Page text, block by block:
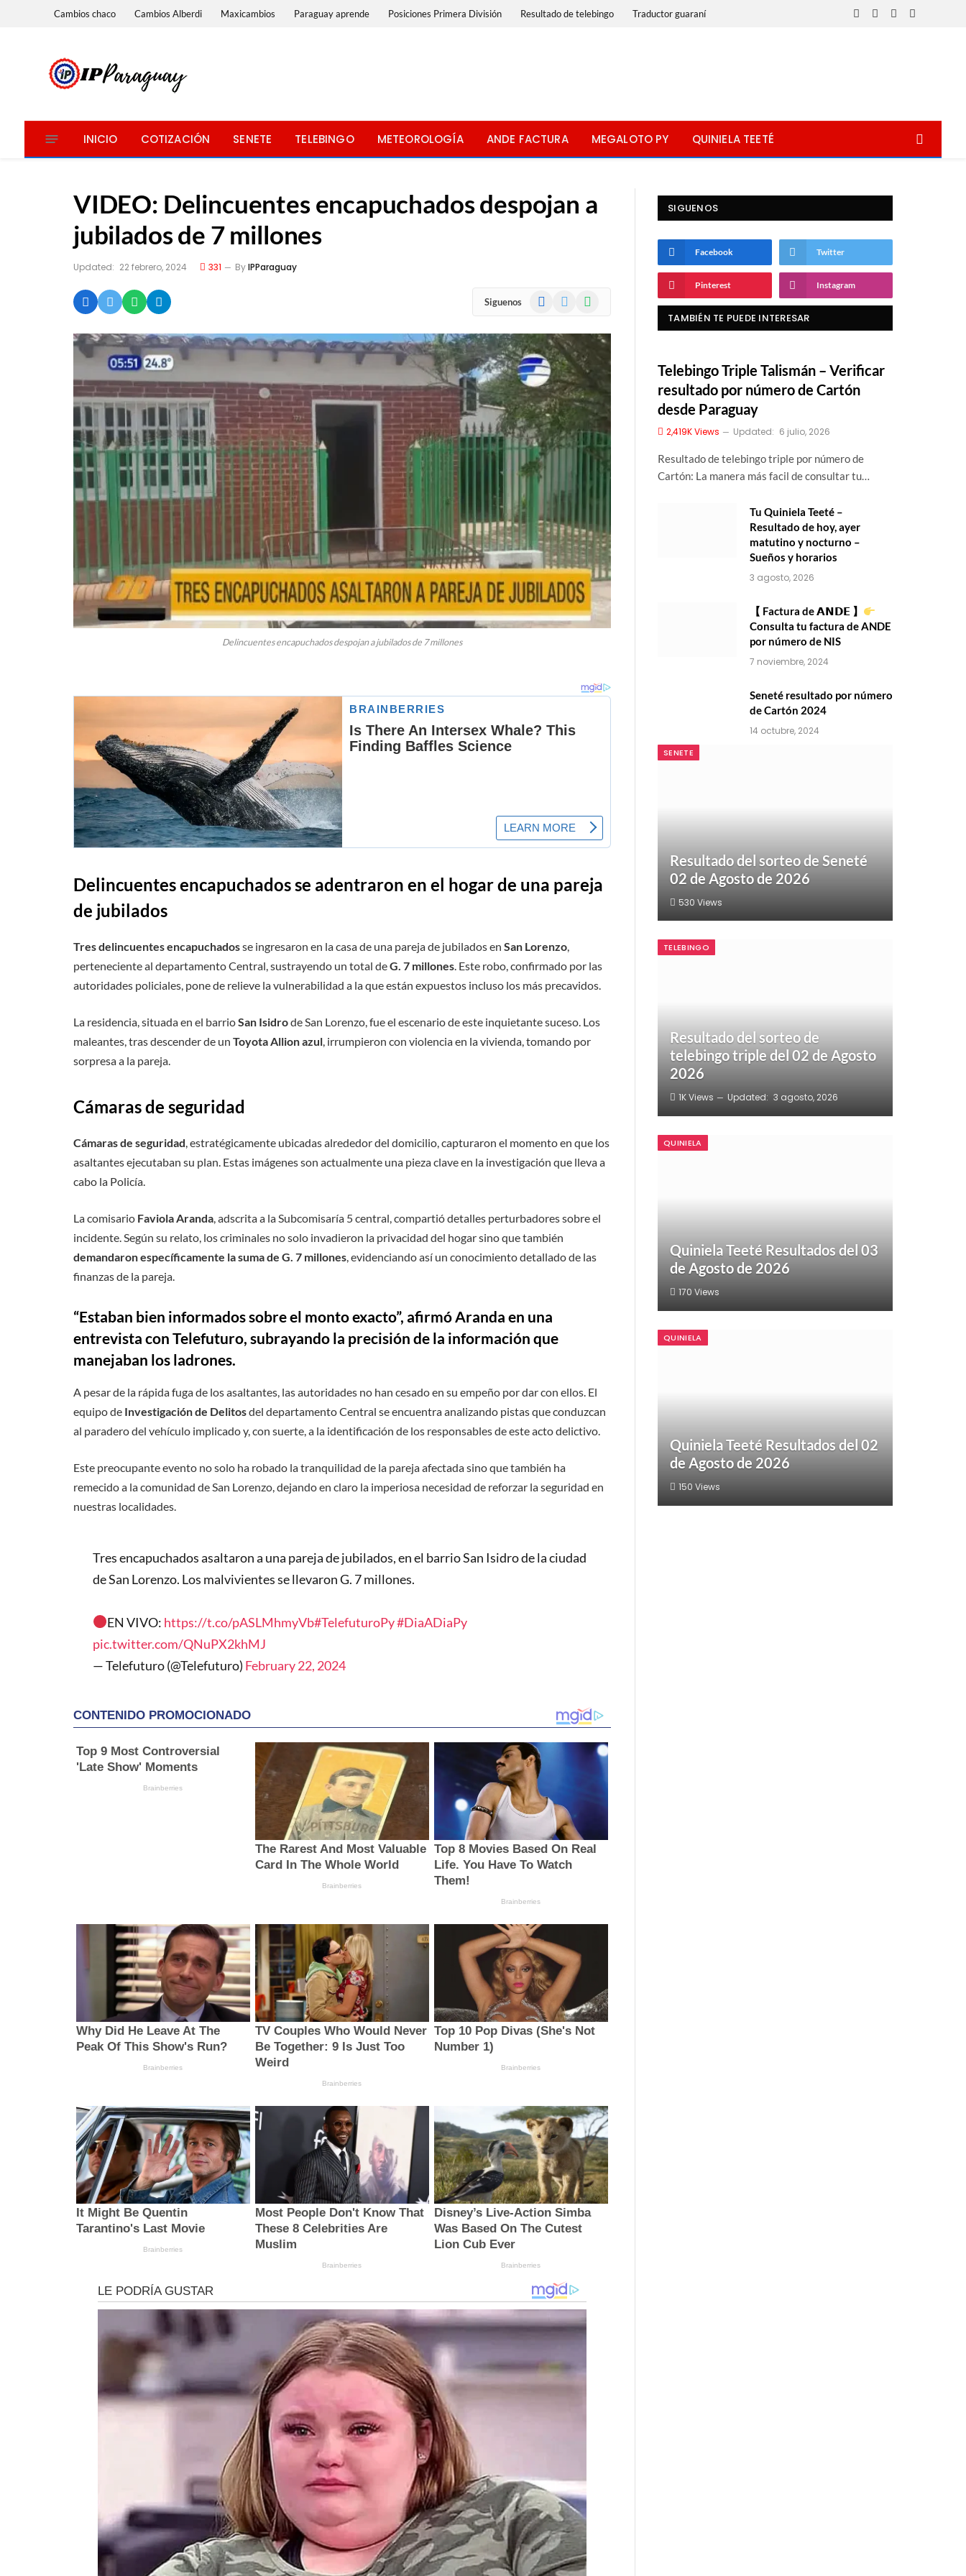
Cambios chaco Cambios Alberdi Maxicambios Paraguay aprende Posiciones Primera División Resultado de telebingo Traductor guaraní
Facebook
X
InstagramWhatsApp
INICIO COTIZACIÓN SENETE TELEBINGO METEOROLOGÍA ANDE FACTURA MEGALOTO PY QUINIELA TEETÉ
VIDEO: Delincuentes encapuchados despojan a
jubilados de 7 millones
Updated: 22 febrero, 2024 331 ByIPParaguay
Siguenos Facebook WhatsApp
Delincuentes encapuchados despojan a jubilados de 7 millones
Delincuentes encapuchados se adentraron en el hogar de una pareja
de jubilados
Tres delincuentes encapuchadosse ingresaron en la casa de una pareja de jubilados en San Lorenzo
perteneciente al departamento Central, sustrayendo un total deG. 7 millones . Este robo, confirmado por las
autoridades policiales, pone de relieve la vulnerabilidad a la que están expuestos incluso los más precavidos.
La residencia, situada en el barrioSan Isidrode San Lorenzo, fue el escenario de este inquietante suceso. Los
maleantes, tras descender de un Toyota Allion azul, irrumpieron con violencia en la vivienda, tomando por
sorpresa a la pareja.
Cámaras de seguridad
Cámaras de seguridad , estratégicamente ubicadas alrededor del domicilio, capturaron el momento en que los
asaltantes ejecutaban su plan. Estas imágenes son actualmente una pieza clave en la investigación que lleva a
cabo la Policía.
La comisario Faviola Aranda, adscrita a la Subcomisaría 5 central, compartió detalles perturbadores sobre el
incidente. Según su relato, los criminales no solo invadieron la privacidad del hogar sino que también
demandaron específicamente la suma de G. 7 millones, evidenciando así un conocimiento detallado de las
finanzas de la pareja.
“Estaban bien informados sobre el monto exacto”, afirmó Aranda en una
entrevista con Telefuturo, subrayando la precisión de la información que
manejaban los ladrones.
A pesar de la rápida fuga de los asaltantes, las autoridades no han cesado en su empeño por dar con ellos. El
equipo de Investigación de Delitosdel departamento Central se encuentra analizando pistas que conduzcan
al paradero del vehículo implicado y, con suerte, a la identificación de los responsables de este acto delictivo.
Este preocupante evento no solo ha robado la tranquilidad de la pareja afectada sino que también ha
remecido a la comunidad de San Lorenzo, dejando en claro la imperiosa necesidad de reforzar la seguridad en
nuestras localidades.
Tres encapuchados asaltaron a una pareja de jubilados, en el barrio San Isidro de la ciudad
de San Lorenzo. Los malvivientes se llevaron G. 7 millones.
EN VIVO: https://t.co/pASLMhmyVb#TelefuturoPy#DiaADiaPy
pic.twitter.com/QNuPX2khMJ
— Telefuturo (@Telefuturo) February 22, 2024
SIGUENOS
Facebook Twitter
Pinterest Instagram
TAMBIÉN TE PUEDE INTERESAR
Telebingo Triple Talismán – Verificar
resultado por número de Cartón
desde Paraguay
2,419KViews Updated: 6 julio, 2026
Resultado de telebingo triple por número de
Cartón: La manera más facil de consultar tu…
Tu Quiniela Teeté –
Resultado de hoy, ayer
matutino y nocturno –
Sueños y horarios
3 agosto, 2026
【 Factura de 𝗔𝗡𝗗𝗘 】
Consulta tu factura de ANDE
por número de NIS
7 noviembre, 2024
Seneté resultado por número
de Cartón 2024
14 octubre, 2024
SENETE
Resultado del sorteo de Seneté
02 de Agosto de 2026
530 Views
TELEBINGO
Resultado del sorteo de
telebingo triple del 02 de Agosto
2026
1KViews Updated: 3 agosto, 2026
QUINIELA
Quiniela Teeté Resultados del 03
de Agosto de 2026
170 Views
QUINIELA
Quiniela Teeté Resultados del 02
de Agosto de 2026
150 Views